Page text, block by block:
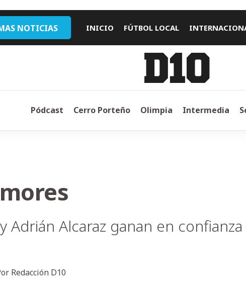
NOTICIAS INICIO FÚTBOL LOCAL
Pódcast Cerro Porteño Olimpia Intermedia
Adrián Alcaraz ganan en confianza
Redacción D10